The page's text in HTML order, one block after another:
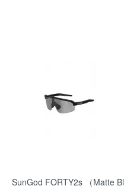
SunGod FORTY2s （Matte Bl